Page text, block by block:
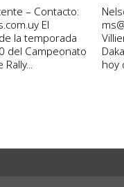
– Contacto:
El
la temporada
del Campeonato
hoy